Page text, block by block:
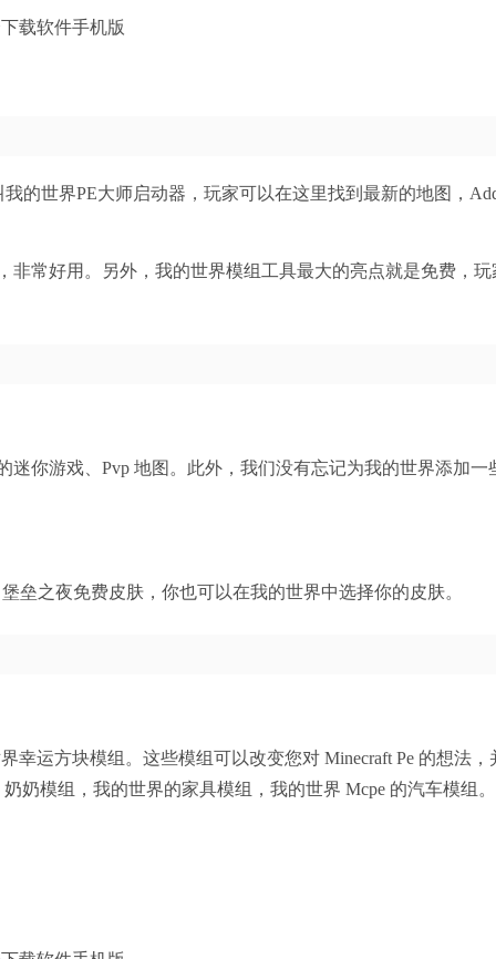
的世界PE大师启动器，玩家可以在这里找到最新的地图，
常好用。另外，我的世界模组工具最大的亮点就是免费，
你游戏、Pvp 地图。此外，我们没有忘记为我的世界添加一
垒之夜免费皮肤，你也可以在我的世界中选择你的皮肤。
运方块模组。这些模组可以改变您对 Minecraft Pe 的想法，
奶模组，我的世界的家具模组，我的世界 Mcpe 的汽车模组